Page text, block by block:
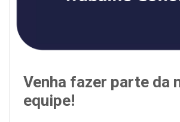
Venha fazer parte da
equipe!